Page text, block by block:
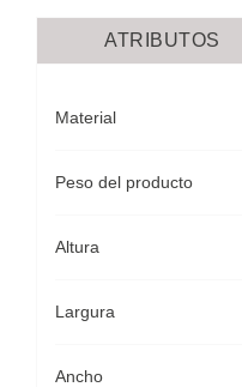
ATRIBUTOS
Material
Peso del producto
Altura
Largura
Ancho